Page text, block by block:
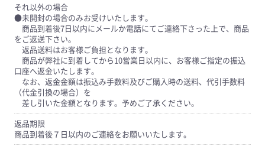
それ以外の場合
●未開封の場合のみお受けいたします。
商品到着後7日以内にメールか電話にてご連絡下さった上で、商品
をご返送下さい。
返品送料はお客様ご負担となります。
商品が弊社に到着してから10営業日以内に、お客様ご指定の振込
口座へ返金いたします。
なお、返金金額は振込み手数料及びご購入時の送料、代引手数料
（代金引換の場合）を
差し引いた金額となります。予めご了承ください。
返品期限
商品到着後７日以内のご連絡をお願いいたします。